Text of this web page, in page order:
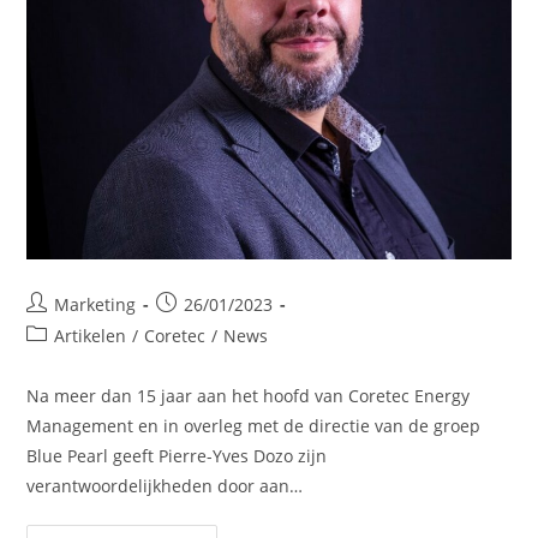
Post
author:
Marketing
Post
published:
26/01/2023
PostArtikelen / Coretec / News
Na meer dan 15 jaar aan het hoofd van Coretec Energy
Management en in overleg met de directie van de groep
Blue Pearl geeft Pierre-Yves Dozo zijn
verantwoordelijkheden door aan…